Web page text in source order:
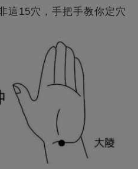
這15穴，手把手教你定穴